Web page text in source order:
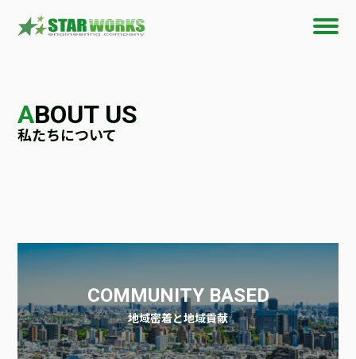
ABOUT US
私たちについて
COMMUNITY BASED
地域密着と地域貢献